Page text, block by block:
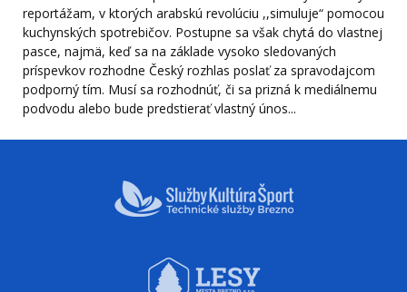
reportážam, v ktorých arabskú revolúciu ,,simuluje“ pomocou
kuchynských spotrebičov. Postupne sa však chytá do vlastnej
pasce, najmä, keď sa na základe vysoko sledovaných
príspevkov rozhodne Český rozhlas poslať za spravodajcom
podporný tím. Musí sa rozhodnúť, či sa prizná k mediálnemu
podvodu alebo bude predstierať vlastný únos...